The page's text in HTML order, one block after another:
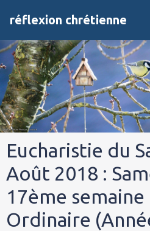
réflexion chrétienne
Eucharistie du
Août 2018 :
17ème
Ordinaire